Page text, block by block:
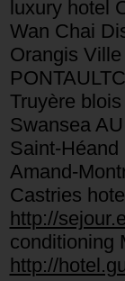
luxury hotel
Wan Chai
Orangis
Truyère blois
Swansea
Saint-
Amand-
Castries
http://
conditioning
http://